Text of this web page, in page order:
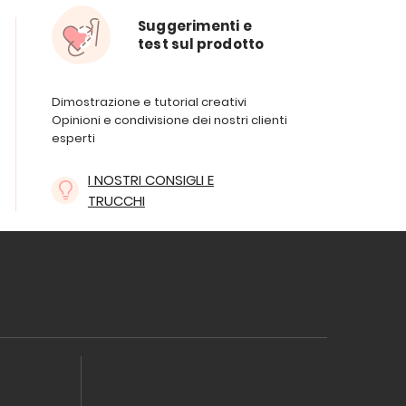
Suggerimenti e
test sul prodotto
Dimostrazione e tutorial creativi
Opinioni e condivisione dei nostri clienti
esperti
I NOSTRI CONSIGLI E
TRUCCHI